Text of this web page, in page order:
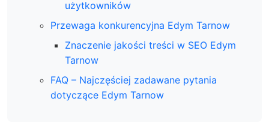
użytkowników
Przewaga konkurencyjna Edym Tarnow
Znaczenie jakości treści w SEO Edym
Tarnow
FAQ – Najczęściej zadawane pytania
dotyczące Edym Tarnow